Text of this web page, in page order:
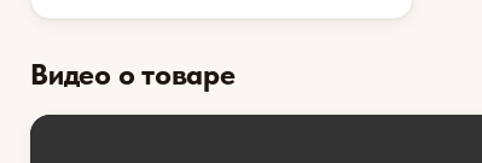
Видео о товаре